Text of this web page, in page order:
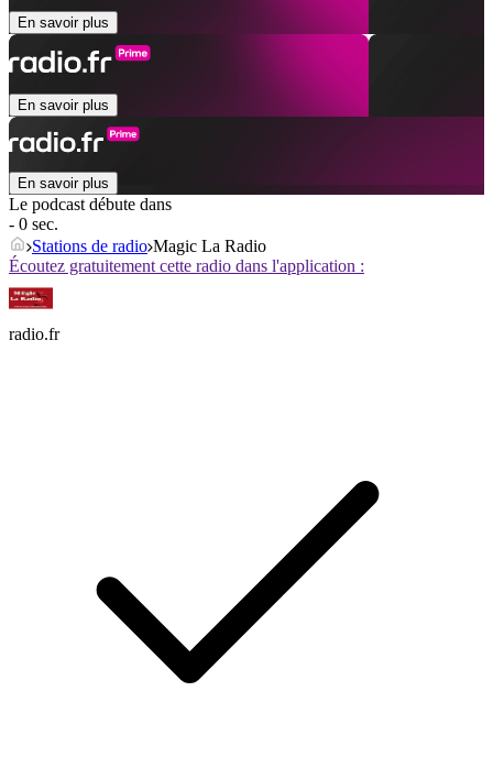
En savoir plus
En savoir plus
En savoir plus
Le podcast débute dans
- 0 sec.
Stations de radio Magic La Radio
Écoutez gratuitement cette radio dans l'application :
radio.fr